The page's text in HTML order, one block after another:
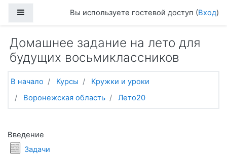
Боковая панельВы используете гостевой доступ (Вход)
Домашнее задание на лето для
будущих восьмиклассников
В начало Курсы
Кружки и уроки
Воронежская область
Лето20
Тематический план
Общее
Введение
Задачи
Условия задач